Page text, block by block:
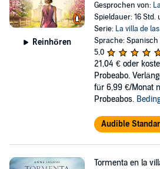
Reinhören
Gesprochen von:
Spieldauer: 16 Std.
Serie: La villa de
Sprache: Spanisch
5,0
21,04 € oder
Probeabo.
für 6,99 €/Monat
Probeabos.
Audible
Tormenta en la